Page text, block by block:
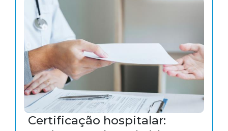
Certificação hospitalar: